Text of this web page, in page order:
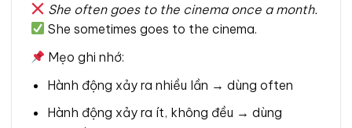
She often goes to the cinema once a month.
She sometimes goes to the cinema.
Mẹo ghi nhớ:
Hành động xảy ra nhiều lần → dùng often
Hành động xảy ra ít, không đều → dùng